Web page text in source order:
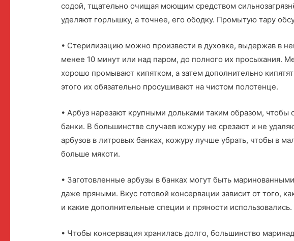
содой, тщательно очищая моющим средством
уделяют горлышку, а точнее, его ободку. Промытую тару
• Стерилизацию можно произвести в духовке, выдержав в
менее 10 минут или над паром, до полного их просыхания.
хорошо промывают кипятком, а затем дополнительно
этого их обязательно просушивают на чистом полотенце.
• Арбуз нарезают крупными дольками таким образом, чтобы
банки. В большинстве случаев кожуру не срезают и не
арбузов в литровых банках, кожуру лучше убрать, чтобы в
больше мякоти.
• Заготовленные арбузы в банках могут быть
даже пряными. Вкус готовой консервации зависит от того,
и какие дополнительные специи и пряности использовались.
• Чтобы консервация хранилась долго, большинство